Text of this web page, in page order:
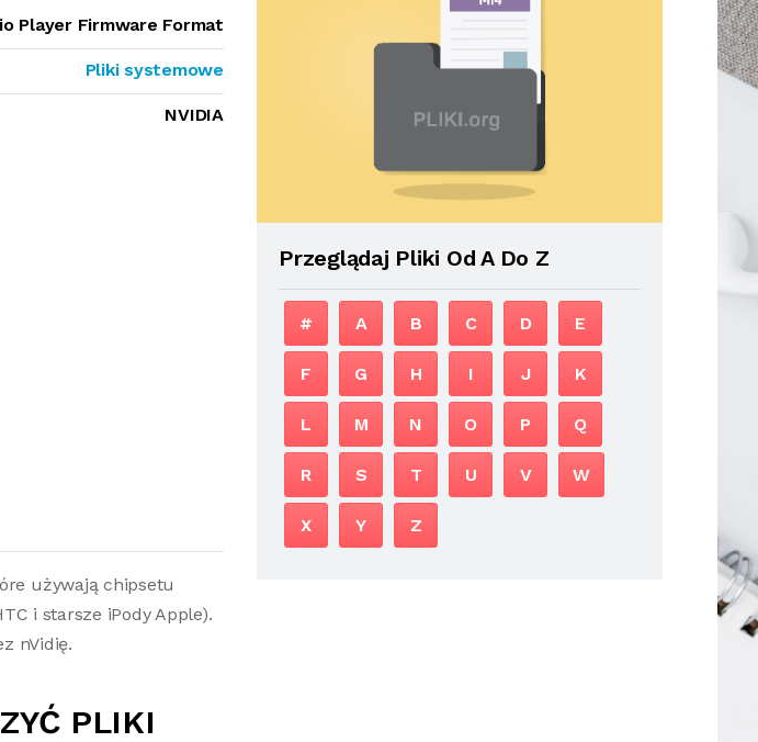
Player Firmware Format
Pliki systemowe
NVIDIA
używają chipsetu
i starsze iPody Apple).
nVidię.
PLIKI
Przeglądaj Pliki Od A Do Z
# A B C D E
F G H I J K
L M N O P Q
R S T U V W
X Y Z